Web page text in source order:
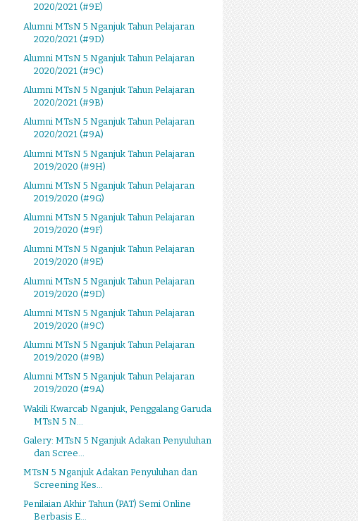
2020/2021 (#9E)
Alumni MTsN 5 Nganjuk Tahun Pelajaran
2020/2021 (#9D)
Alumni MTsN 5 Nganjuk Tahun Pelajaran
2020/2021 (#9C)
Alumni MTsN 5 Nganjuk Tahun Pelajaran
2020/2021 (#9B)
Alumni MTsN 5 Nganjuk Tahun Pelajaran
2020/2021 (#9A)
Alumni MTsN 5 Nganjuk Tahun Pelajaran
2019/2020 (#9H)
Alumni MTsN 5 Nganjuk Tahun Pelajaran
2019/2020 (#9G)
Alumni MTsN 5 Nganjuk Tahun Pelajaran
2019/2020 (#9F)
Alumni MTsN 5 Nganjuk Tahun Pelajaran
2019/2020 (#9E)
Alumni MTsN 5 Nganjuk Tahun Pelajaran
2019/2020 (#9D)
Alumni MTsN 5 Nganjuk Tahun Pelajaran
2019/2020 (#9C)
Alumni MTsN 5 Nganjuk Tahun Pelajaran
2019/2020 (#9B)
Alumni MTsN 5 Nganjuk Tahun Pelajaran
2019/2020 (#9A)
Wakili Kwarcab Nganjuk, Penggalang Garuda
MTsN 5 N...
Galery: MTsN 5 Nganjuk Adakan Penyuluhan
dan Scree...
MTsN 5 Nganjuk Adakan Penyuluhan dan
Screening Kes...
Penilaian Akhir Tahun (PAT) Semi Online
Berbasis E...